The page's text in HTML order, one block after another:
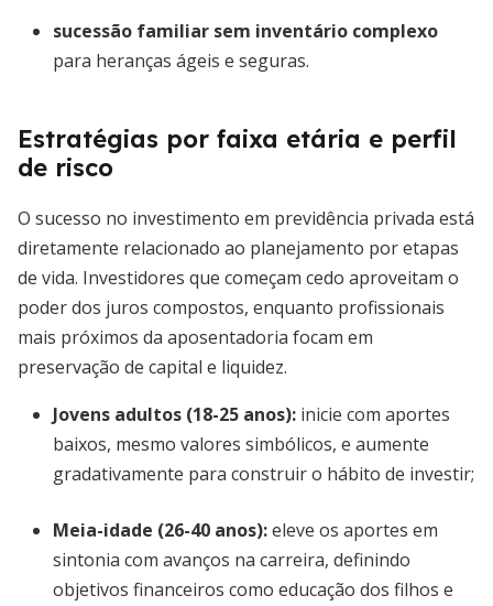
sucessão familiar sem inventário complexo
para heranças ágeis e seguras.
Estratégias por faixa etária e perfil
de risco
O sucesso no investimento em previdência privada está
diretamente relacionado ao planejamento por etapas
de vida. Investidores que começam cedo aproveitam o
poder dos juros compostos, enquanto profissionais
mais próximos da aposentadoria focam em
preservação de capital e liquidez.
Jovens adultos (18-25 anos): inicie com aportes
baixos, mesmo valores simbólicos, e aumente
gradativamente para construir o hábito de investir;
Meia-idade (26-40 anos):eleve os aportes em
sintonia com avanços na carreira, definindo
objetivos financeiros como educação dos filhos e